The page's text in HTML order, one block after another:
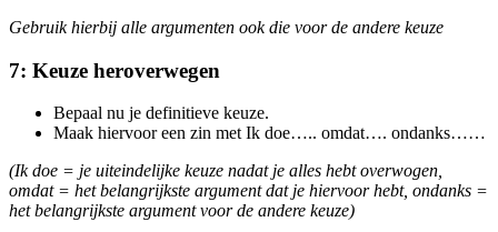
Gebruik hierbij alle argumenten ook die voor de andere keuze
7: Keuze heroverwegen
Bepaal nu je definitieve keuze.
Maak hiervoor een zin met Ik doe….. omdat…. ondanks……
(Ik doe = je uiteindelijke keuze nadat je alles hebt overwogen,
omdat = het belangrijkste argument dat je hiervoor hebt, ondanks =
het belangrijkste argument voor de andere keuze)